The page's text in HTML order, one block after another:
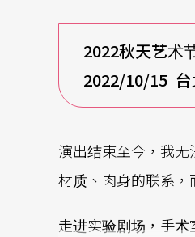
2022秋天艺术
2022/10/15
演出结束至今，我
材质、肉身的联系，
走进实验剧场，手